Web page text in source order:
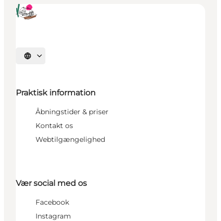
Vælg sprog
Praktisk information
Åbningstider & priser
Kontakt os
Webtilgængelighed
Vær social med os
Facebook
Instagram